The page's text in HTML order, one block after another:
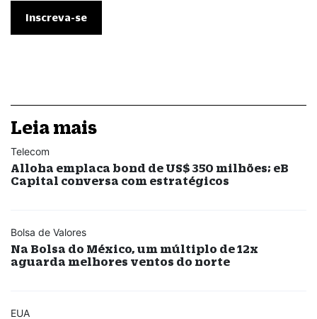
Leia mais
Telecom
Alloha emplaca bond de US$ 350 milhões; eB
Capital conversa com estratégicos
Bolsa de Valores
Na Bolsa do México, um múltiplo de 12x
aguarda melhores ventos do norte
EUA